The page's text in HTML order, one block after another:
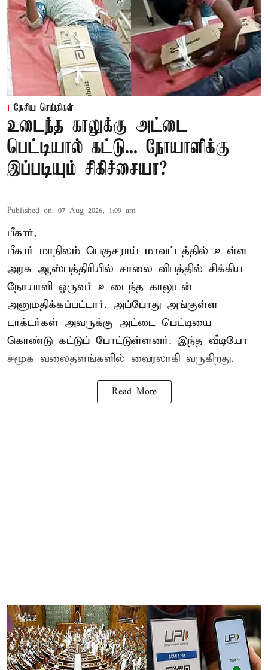
தேசிய செய்திகள்
உடைந்த காலுக்கு அட்டை
பெட்டியால் கட்டு... நோயாளிக்கு
இப்படியும் சிகிச்சையா?
Published on: 07 Aug 2026, 1:09 am
பீகார்,
பீகார் மாநிலம் பெகுசராய் மாவட்டத்தில் உள்ள
அரசு ஆஸ்பத்திரியில் சாலை விபத்தில் சிக்கிய
நோயாளி ஒருவர் உடைந்த காலுடன்
அனுமதிக்கப்பட்டார். அப்போது அங்குள்ள
டாக்டர்கள் அவருக்கு அட்டை பெட்டியை
கொண்டு கட்டுப் போட்டுள்ளனர். இந்த வீடியோ
சமூக வலைதளங்களில் வைரலாகி வருகிறது.
Read More